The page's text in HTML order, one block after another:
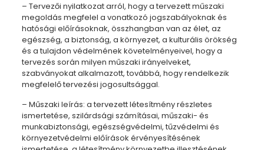
– Tervezői nyilatkozat arról, hogy a tervezett műszaki
megoldás megfelel a vonatkozó jogszabályoknak és
hatósági előírásoknak, összhangban van az élet, az
egészség, a biztonság, a környezet, a kulturális örökség
és a tulajdon védelmének követelményeivel, hogy a
tervezés során milyen műszaki irányelveket,
szabványokat alkalmazott, továbbá, hogy rendelkezik
megfelelő tervezési jogosultsággal.
– Műszaki leírás: a tervezett létesítmény részletes
ismertetése, szilárdsági számításai, műszaki- és
munkabiztonsági, egészségvédelmi, tűzvédelmi és
környezetvédelmi előírások érvényesítésének